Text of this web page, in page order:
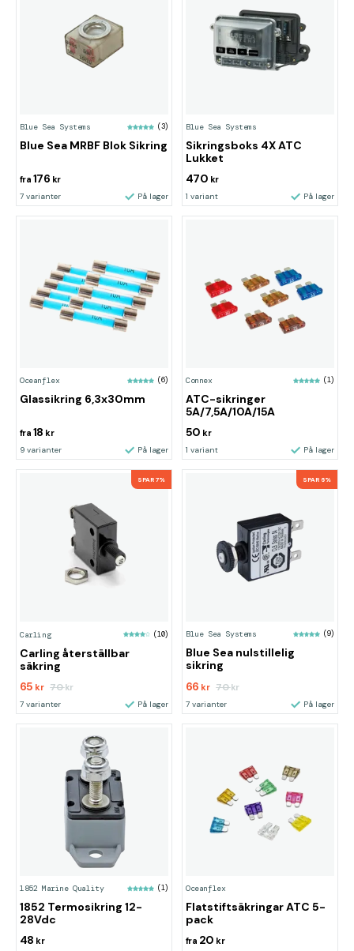
Blue Sea Systems (3)
Blue Sea MRBF Blok Sikring
fra 176 kr
7 varianter På lager
Blue Sea Systems
Sikringsboks 4X ATC
Lukket
470 kr
1 variant På lager
Oceanflex (6)
Glassikring 6,3x30mm
fra 18 kr
9 varianter På lager
Connex (1)
ATC-sikringer
5A/7,5A/10A/15A
50 kr
1 variant På lager
SPAR 7%
Carling (10)
Carling återställbar
säkring
65 kr 70kr
7 varianter På lager
SPAR 6%
Blue Sea Systems (9)
Blue Sea nulstillelig
sikring
66 kr 70kr
7 varianter På lager
1852 Marine Quality (1)
1852 Termosikring 12-
28Vdc
48 kr
Oceanflex
Flatstiftsäkringar ATC 5-
pack
fra 20 kr